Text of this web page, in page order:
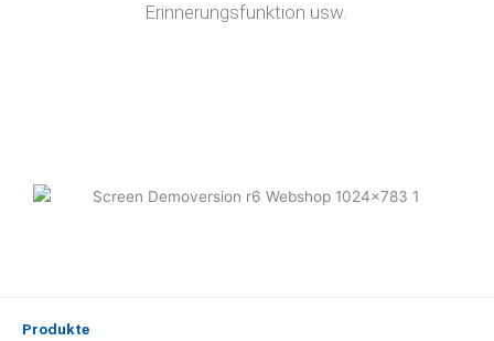
Erinnerungsfunktion usw.
Produkte